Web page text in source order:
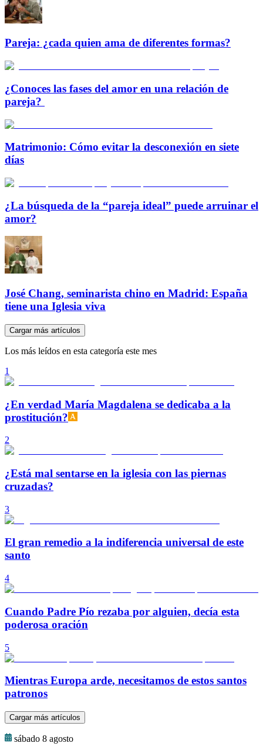
Pareja: ¿cada quien ama de diferentes formas?
¿Conoces las fases del amor en una relación de
pareja?
Matrimonio: Cómo evitar la desconexión en siete
días
¿La búsqueda de la “pareja ideal” puede arruinar el
amor?
José Chang, seminarista chino en Madrid: España
tiene una Iglesia viva
Cargar más artículos
Los más leídos en esta categoría este mes
1
¿En verdad María Magdalena se dedicaba a la
prostitución?
2
¿Está mal sentarse en la iglesia con las piernas
cruzadas?
3
El gran remedio a la indiferencia universal de este
santo
4
Cuando Padre Pío rezaba por alguien, decía esta
poderosa oración
5
Mientras Europa arde, necesitamos de estos santos
patronos
Cargar más artículos
sábado 8 agosto